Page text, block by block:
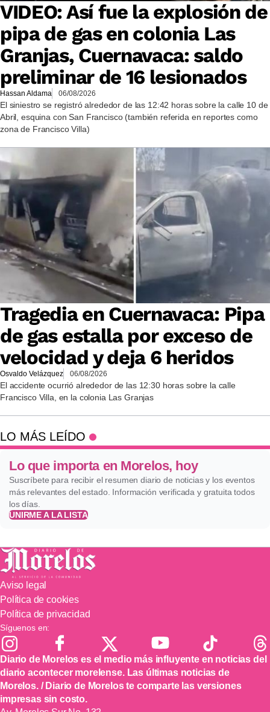
VIDEO: Así fue la explosión de
pipa de gas en colonia Las
Granjas, Cuernavaca: saldo
preliminar de 16 lesionados
Hassan Aldama 06/08/2026
El siniestro se registró alrededor de las 12:42 horas sobre la calle 10 de
Abril, esquina con San Francisco (también referida en reportes como
zona de Francisco Villa)
Tragedia en Cuernavaca: Pipa
de gas estalla por exceso de
velocidad y deja 6 heridos
Osvaldo Velázquez 06/08/2026
El accidente ocurrió alrededor de las 12:30 horas sobre la calle
Francisco Villa, en la colonia Las Granjas
LO MÁS LEÍDO
Lo que importa en Morelos, hoy
Suscríbete para recibir el resumen diario de noticias y los eventos
más relevantes del estado. Información verificada y gratuita todos
los días.
UNIRME A LA LISTA
Aviso legal
Política de cookies
Política de privacidad
Síguenos en:
Diario de Morelos es el medio más influyente en noticias del
diario acontecer morelense. Las últimas noticias de
Morelos. / Diario de Morelos te comparte las versiones
impresas sin costo.